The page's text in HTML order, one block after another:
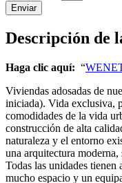
Enviar
Descripción de
Haga clic aquí: “
Viviendas adosadas de
iniciada). Vida exclusiva,
comodidades de la vida
construcción de alta
naturaleza y el entorno
una arquitectura
Todas las unidades tienen
mucho espacio y un